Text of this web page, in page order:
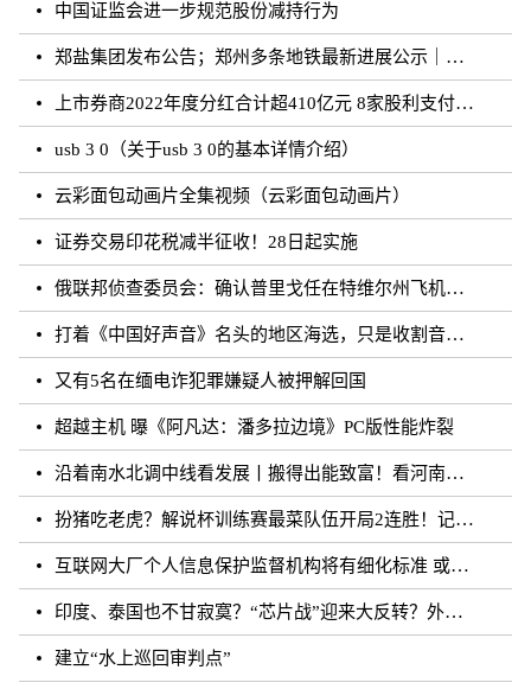
中国证监会进一步规范股份减持行为
郑盐集团发布公告；郑州多条地铁最新进展公示｜河南你早
上市券商2022年度分红合计超410亿元 8家股利支付率超50%
usb 3 0（关于usb 3 0的基本详情介绍）
云彩面包动画片全集视频（云彩面包动画片）
证券交易印花税减半征收！28日起实施
俄联邦侦查委员会：确认普里戈任在特维尔州飞机失事事件中遇难
打着《中国好声音》名头的地区海选，只是收割音乐梦想的圈钱游戏？
又有5名在缅电诈犯罪嫌疑人被押解回国
超越主机 曝《阿凡达：潘多拉边境》PC版性能炸裂
沿着南水北调中线看发展丨搬得出能致富！看河南各地“移民村”如何变身“宜民村”
扮猪吃老虎？解说杯训练赛最菜队伍开局2连胜！记得躺枪
互联网大厂个人信息保护监督机构将有细化标准 或须六个月内完成组建
印度、泰国也不甘寂寞？“芯片战”迎来大反转？外媒：风云再起
建立“水上巡回审判点”